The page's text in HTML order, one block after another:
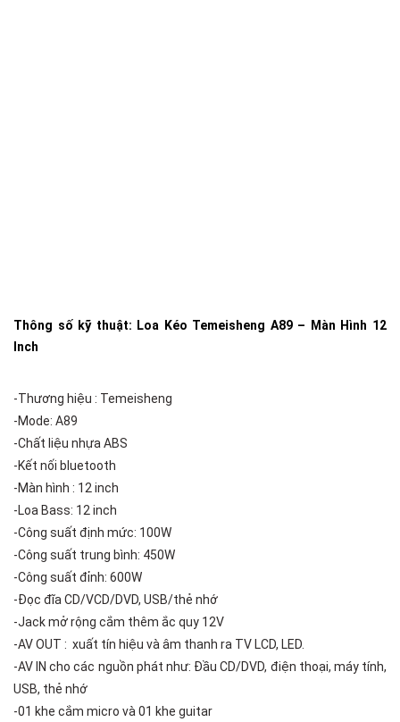
Thông số kỹ thuật: Loa Kéo Temeisheng A89 – Màn Hình 12
Inch
-Thương hiệu : Temeisheng
-Mode: A89
-Chất liệu nhựa ABS
-Kết nối bluetooth
-Màn hình : 12 inch
-Loa Bass: 12 inch
-Công suất định mức: 100W
-Công suất trung bình: 450W
-Công suất đỉnh: 600W
-Đọc đĩa CD/VCD/DVD, USB/thẻ nhớ
-Jack mở rộng cắm thêm ắc quy 12V
-AV OUT : xuất tín hiệu và âm thanh ra TV LCD, LED.
-AV IN cho các nguồn phát như: Đầu CD/DVD, điện thoại, máy tính,
USB, thẻ nhớ
-01 khe cắm micro và 01 khe guitar